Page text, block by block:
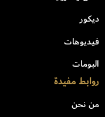
ديكور
فيديوهات
البومات
روابط مفيدة
من نحن